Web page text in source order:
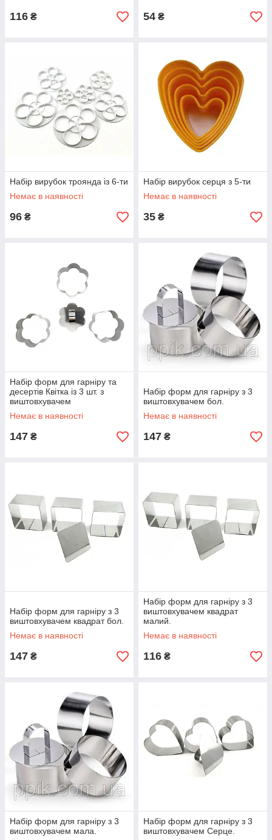
116 ₴ 54 ₴
Набір вирубок троянда із 6-ти
Немає в наявності
96 ₴
Набір вирубок серця з 5-ти
Немає в наявності
35 ₴
Набір форм для гарніру та
десертів Квітка із 3 шт. з
виштовхувачем
Немає в наявності
147 ₴
Набір форм для гарніру з 3
виштовхувачем бол.
Немає в наявності
147 ₴
Набір форм для гарніру з 3
виштовхувачем квадрат бол.
Немає в наявності
147 ₴
Набір форм для гарніру з 3
виштовхувачем квадрат
малий.
Немає в наявності
116 ₴
Набір форм для гарніру з 3
виштовхувачем мала.
Набір форм для гарніру з 3
виштовхувачем Серце.